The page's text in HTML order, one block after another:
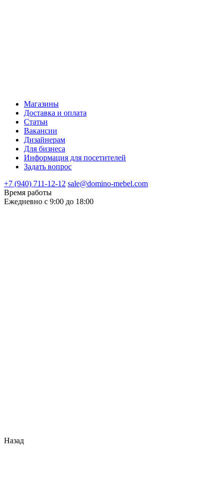
Магазины
Доставка и оплата
Статьи
Вакансии
Дизайнерам
Для бизнеса
Информация для посетителей
Задать вопрос
+7 (940) 711-12-12 sale@domino-mebel.com
Время работы
Ежедневно с 9:00 до 18:00
Назад